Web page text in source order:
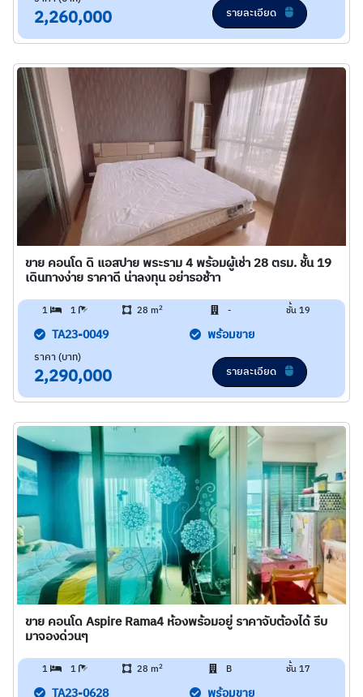
2,260,000 รายละเอียด
ขาย คอนโด ดิ แอสปาย พระราม 4 พร้อมผู้เช่า 28 ตรม. ชั้น 19
เดินทางง่าย ราคาดี น่าลงทุน อย่ารอช้าา
1 1 28 m2 - ชั้น 19
TA23-0049 พร้อมขาย
ราคา (บาท)
2,290,000 รายละเอียด
ขาย คอนโด Aspire Rama4 ห้องพร้อมอยู่ ราคาจับต้องได้ รีบ
มาจองด่วนๆ
1 1 28 m2 B ชั้น 17